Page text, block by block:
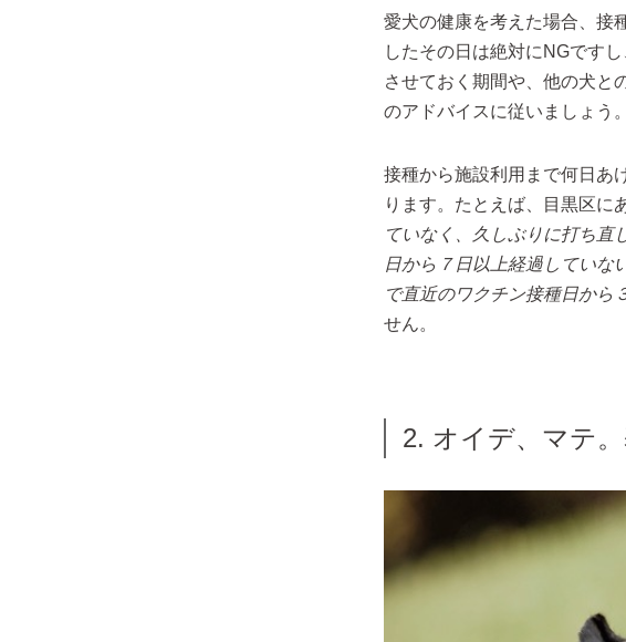
愛犬の健康を考えた場合、接
したその日は絶対にNGです
させておく期間や、他の犬と
のアドバイスに従いましょう。
接種から施設利用まで何日あ
ります。たとえば、目黒区に
ていなく、久しぶりに打ち
日から７日以上経過していない
で直近のワクチン接種日から
せん。
2. オイデ、マテ